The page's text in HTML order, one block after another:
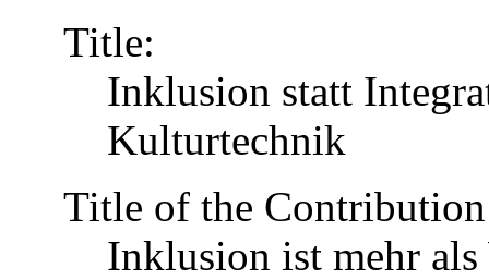
Title:
Inklusion statt
Kulturtechnik
Title of the
Inklusion ist mehr